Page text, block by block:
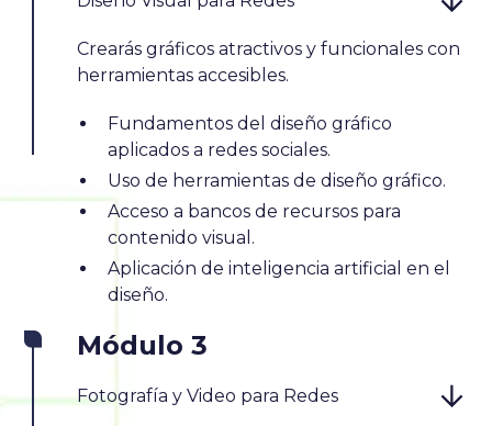
Crearás gráficos atractivos y funcionales con
herramientas accesibles.
Fundamentos del diseño gráfico
aplicados a redes sociales.
Uso de herramientas de diseño gráfico.
Acceso a bancos de recursos para
contenido visual.
Aplicación de inteligencia artificial en el
diseño.
Módulo 3
Fotografía y Video para Redes